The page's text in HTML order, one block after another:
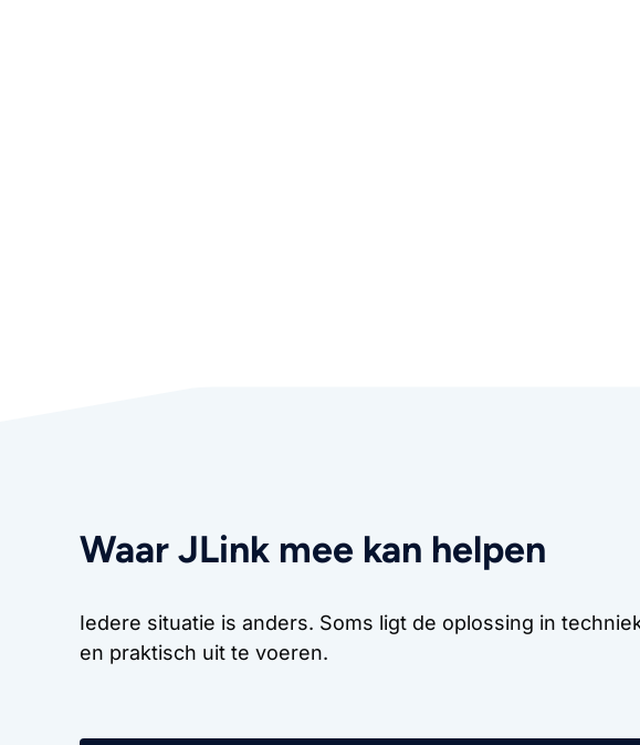
Waar JLink mee kan helpen
Iedere situatie is anders. Soms ligt de oplossing in
en praktisch uit te voeren.